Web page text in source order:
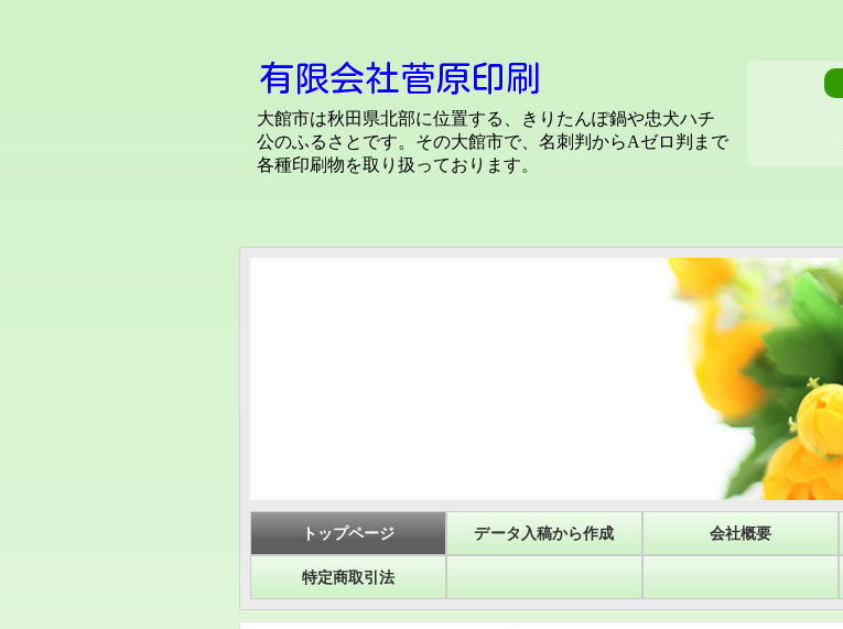
有限会社菅原印刷
大館市は秋田県北部に位置する、きりたんぽ鍋や忠犬ハチ
公のふるさとです。 その大館市で、名刺判からAゼロ判まで
各種印刷物を取り扱っております。
トップページ データ入稿から作成 会社概要
特定商取引法